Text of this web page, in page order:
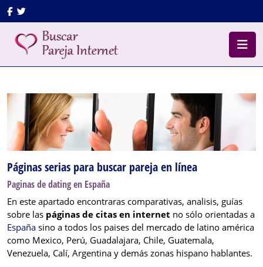
Saltar
contenido
Facebook
Twitter
Páginas serias para buscar pareja en línea
Paginas de dating en España
En este apartado encontraras comparativas, analisis, guías
sobre las páginas de citas en internet no sólo orientadas a
España sino a todos los paises del mercado de latino américa
como Mexico, Perú, Guadalajara, Chile, Guatemala,
Venezuela, Calí, Argentina y demás zonas hispano hablantes.